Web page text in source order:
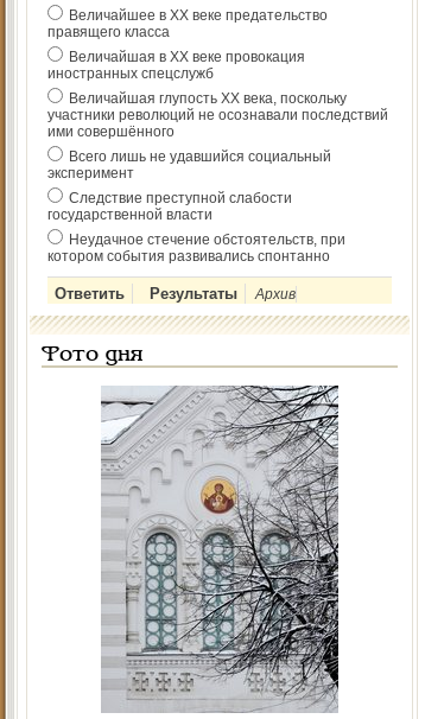
Величайшее в ХХ веке предательство
правящего класса
Величайшая в ХХ веке провокация
иностранных спецслужб
Величайшая глупость ХХ века, поскольку
участники революций не осознавали последствий
ими совершённого
Всего лишь не удавшийся социальный
эксперимент
Следствие преступной слабости
государственной власти
Неудачное стечение обстоятельств, при
котором события развивались спонтанно
Архив
Фото дня